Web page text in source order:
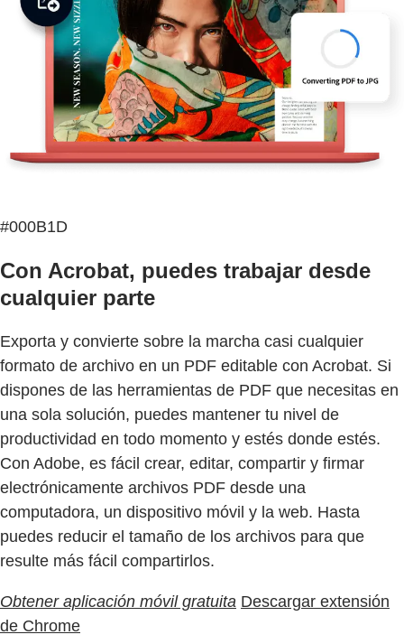
#000B1D
Con Acrobat, puedes trabajar desde
cualquier parte
Exporta y convierte sobre la marcha casi cualquier
formato de archivo en un PDF editable con Acrobat. Si
dispones de las herramientas de PDF que necesitas en
una sola solución, puedes mantener tu nivel de
productividad en todo momento y estés donde estés.
Con Adobe, es fácil crear, editar, compartir y firmar
electrónicamente archivos PDF desde una
computadora, un dispositivo móvil y la web. Hasta
puedes reducir el tamaño de los archivos para que
resulte más fácil compartirlos.
Obtener aplicación móvil gratuita Descargar extensión
de Chrome